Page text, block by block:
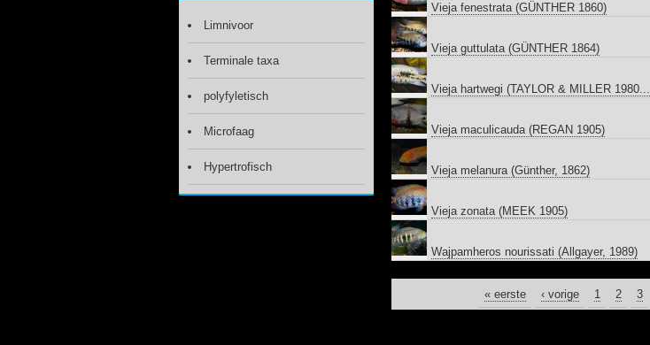
Vieja fenestrata (GÜNTHER 1860)
Vieja guttulata (GÜNTHER 1864)
Vieja hartwegi (TAYLOR & MILLER 1980...
Vieja maculicauda (REGAN 1905)
Vieja melanura (Günther, 1862)
Vieja zonata (MEEK 1905)
Wajpamheros nourissati (Allgayer, 1989)
PAGINA'S« eerste ‹ vorige 1 2 3
Limnivoor
Terminale taxa
polyfyletisch
Microfaag
Hypertrofisch